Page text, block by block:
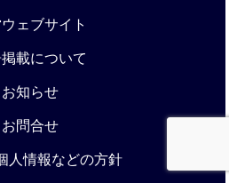
ェブサイト
載について
お知らせ
お問合せ
人情報などの方針